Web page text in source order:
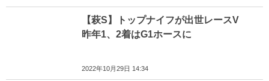
【萩S】トップナイフが出世レースV
昨年1、2着はG1ホースに
2022年10月29日 14:34